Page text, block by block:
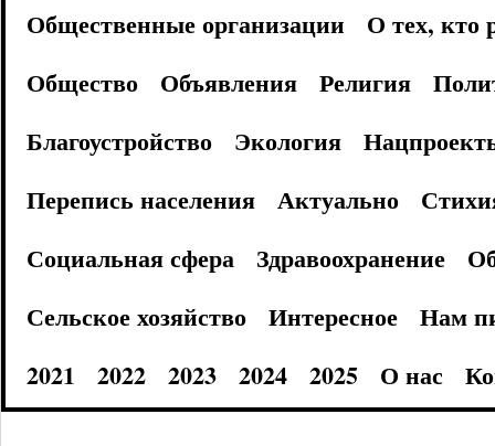
Общественные организации
О тех, кто
Общество
Объявления Религия
Благоустройство
Экология
Перепись населения
Актуально
Социальная сфера
Здравоохранение
Сельское хозяйство
Интересное
Нам
2021
2022 2023 2024 2025 О нас